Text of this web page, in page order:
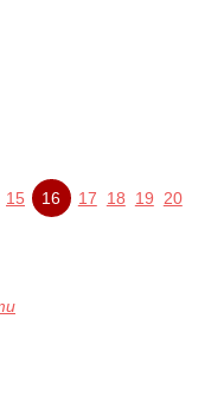
15 16 17 18 19
20